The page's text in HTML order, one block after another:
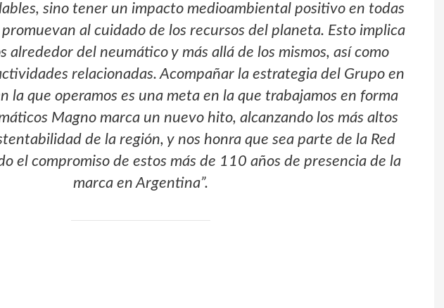
sino tener un impacto medioambiental positivo en todas
al cuidado de los recursos del planeta. Esto implica
alrededor del neumático y más allá de los mismos, así como
relacionadas. Acompañar la estrategia del Grupo en
la que operamos es una meta en la que trabajamos en forma
Magno marca un nuevo hito, alcanzando los más altos
de la región, y nos honra que sea parte de la Red
el compromiso de estos más de 110 años de presencia de la
marca en Argentina”.